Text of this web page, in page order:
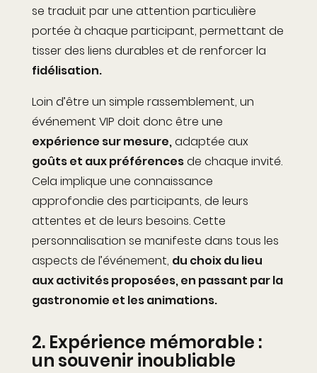
se traduit par une attention particulière
portée à chaque participant, permettant de
tisser des liens durables et de renforcer la
fidélisation.
Loin d’être un simple rassemblement, un
événement VIP doit donc être une
expérience sur mesure,adaptée aux
goûts et aux préférencesde chaque invité.
Cela implique une connaissance
approfondie des participants, de leurs
attentes et de leurs besoins. Cette
personnalisation se manifeste dans tous les
aspects de l’événement, du choix du lieu
aux activités proposées, en passant par la
gastronomie et les animations.
2. Expérience mémorable :
un souvenir inoubliable